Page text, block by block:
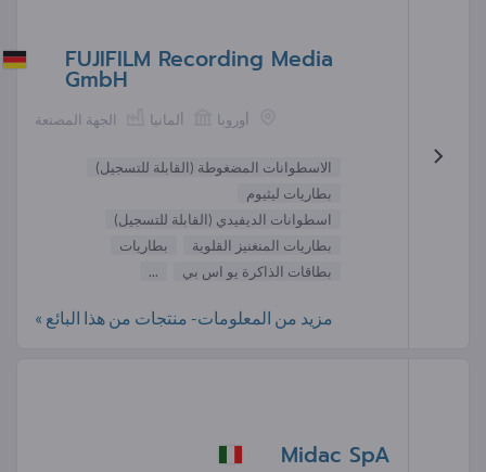
FUJIFILM Recording Media
GmbH
الجهة المصنعة ألمانيا أوروبا
الاسطوانات المضغوطة (القابلة للتسجيل)
بطاريات ليثيوم
اسطوانات الديفيدي (القابلة للتسجيل)
بطاريات المنغنيز القلوية
بطاريات
بطاقات الذاكرة يو اس بي
...
مزيد من المعلومات- منتجات من هذا البائع »
Midac SpA